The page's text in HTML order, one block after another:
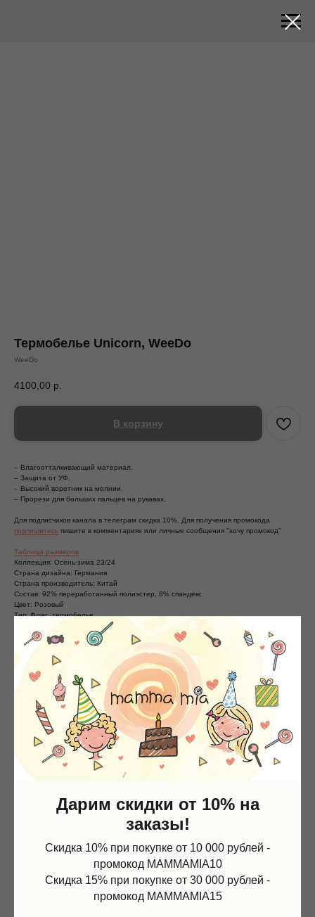
Термобелье Unicorn, WeeDo
WeeDo
4100,00 р.
В корзину
– Влагоотталкивающий материал.
– Защита от УФ.
– Высокий воротник на молнии.
– Прорези для больших пальцев на рукавах.
Для подписчиков канала в телеграм скидка 10%. Для получения промокода
подпишитесь пишите в комментариях или личные сообщения "хочу промокод"
Таблица размеров
Коллекция: Осень-зима 23/24
Страна дизайна: Германия
Страна производитель: Китай
Состав: 92% переработанный полиэстер, 8% спандекс
Цвет: Розовый
Тип: Флис, термобелье
Смотрите так же
Дарим скидки от 10% на
заказы!
Скидка 10% при покупке от 10 000 рублей -
промокод MAMMAMIA10
Скидка 15% при покупке от 30 000 рублей -
промокод MAMMAMIA15
Контакты
+7 (967) 773-66-77
mammamia.kzn@gmail.com
Казань, ул.Кави Наджми 22А
Наш telegram-канал c самыми свежими новостями:
@mammamia_kzn
Магазин
Мальчики
Информация
О нас
Контакты
Размерная сетка